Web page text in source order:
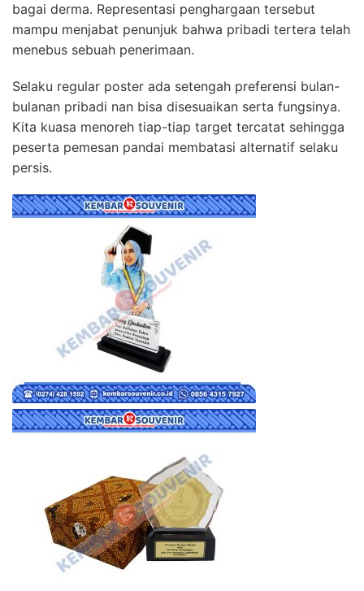
bagai derma. Representasi penghargaan tersebut
mampu menjabat penunjuk bahwa pribadi tertera telah
menebus sebuah penerimaan.
Selaku regular poster ada setengah preferensi bulan-
bulanan pribadi nan bisa disesuaikan serta fungsinya.
Kita kuasa menoreh tiap-tiap target tercatat sehingga
peserta pemesan pandai membatasi alternatif selaku
persis.